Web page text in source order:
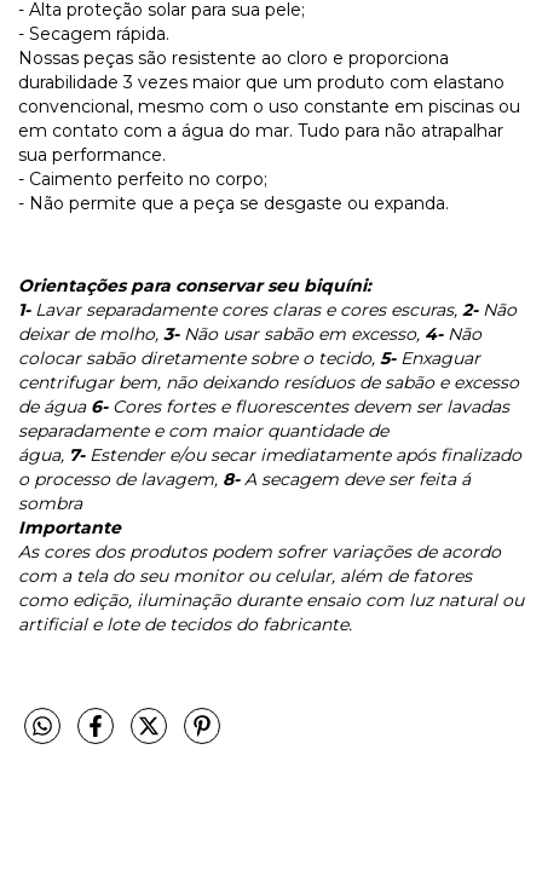
- Alta proteção solar para sua pele;
- Secagem rápida.
Nossas peças são resistente ao cloro e proporciona
durabilidade 3 vezes maior que um produto com elastano
convencional, mesmo com o uso constante em piscinas ou
em contato com a água do mar. Tudo para não atrapalhar
sua performance.
- Caimento perfeito no corpo;
- Não permite que a peça se desgaste ou expanda.
Orientações para conservar seu biquíni:
1-Lavar separadamente cores claras e cores escuras, 2-Não
deixar de molho, 3-Não usar sabão em excesso, 4-Não
colocar sabão diretamente sobre o tecido, 5-Enxaguar
centrifugar bem, não deixando resíduos de sabão e excesso
de água 6-Cores fortes e fluorescentes devem ser lavadas
separadamente e com maior quantidade de
água, 7-Estender e/ou secar imediatamente após finalizado
o processo de lavagem, 8-A secagem deve ser feita á
sombra
Importante
As cores dos produtos podem sofrer variações de acordo
com a tela do seu monitor ou celular, além de fatores
como edição, iluminação durante ensaio com luz natural ou
artificial e lote de tecidos do fabricante.